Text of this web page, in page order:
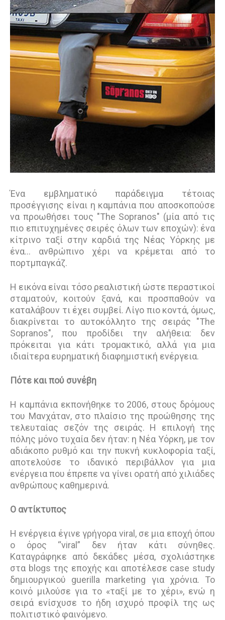
Ένα εμβληματικό παράδειγμα τέτοιας
προσέγγισης είναι η καμπάνια που αποσκοπούσε
να προωθήσει τους "The Sopranos" (μία από τις
πιο επιτυχημένες σειρές όλων των εποχών): ένα
κίτρινο ταξί στην καρδιά της Νέας Υόρκης με
ένα… ανθρώπινο χέρι να κρέμεται από το
πορτμπαγκάζ.
Η εικόνα είναι τόσο ρεαλιστική ώστε περαστικοί
σταματούν, κοιτούν ξανά, και προσπαθούν να
καταλάβουν τι έχει συμβεί. Λίγο πιο κοντά, όμως,
διακρίνεται το αυτοκόλλητο της σειράς "The
Sopranos", που προδίδει την αλήθεια: δεν
πρόκειται για κάτι τρομακτικό, αλλά για μια
ιδιαίτερα ευρηματική διαφημιστική ενέργεια.
Πότε και πού συνέβη
Η καμπάνια εκπονήθηκε το 2006, στους δρόμους
του Μανχάταν, στο πλαίσιο της προώθησης της
τελευταίας σεζόν της σειράς. Η επιλογή της
πόλης μόνο τυχαία δεν ήταν: η Νέα Υόρκη, με τον
αδιάκοπο ρυθμό και την πυκνή κυκλοφορία ταξί,
αποτελούσε το ιδανικό περιβάλλον για μια
ενέργεια που έπρεπε να γίνει ορατή από χιλιάδες
ανθρώπους καθημερινά.
Ο αντίκτυπος
Η ενέργεια έγινε γρήγορα viral, σε μια εποχή όπου
ο όρος “viral” δεν ήταν κάτι σύνηθες.
Καταγράφηκε από δεκάδες μέσα, σχολιάστηκε
στα blogs της εποχής και αποτέλεσε case study
δημιουργικού guerilla marketing για χρόνια. Το
κοινό μιλούσε για το «ταξί με το χέρι», ενώ η
σειρά ενίσχυσε το ήδη ισχυρό προφίλ της ως
πολιτιστικό φαινόμενο.